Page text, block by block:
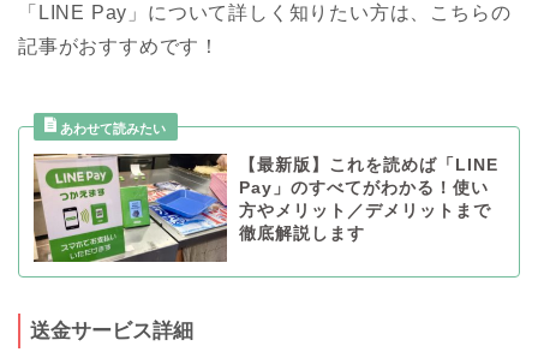
「LINE Pay」について詳しく知りたい方は、こちらの
記事がおすすめです！
【最新版】これを読めば「LINE
Pay」のすべてがわかる！使い
方やメリット／デメリットまで
徹底解説します
送金サービス詳細